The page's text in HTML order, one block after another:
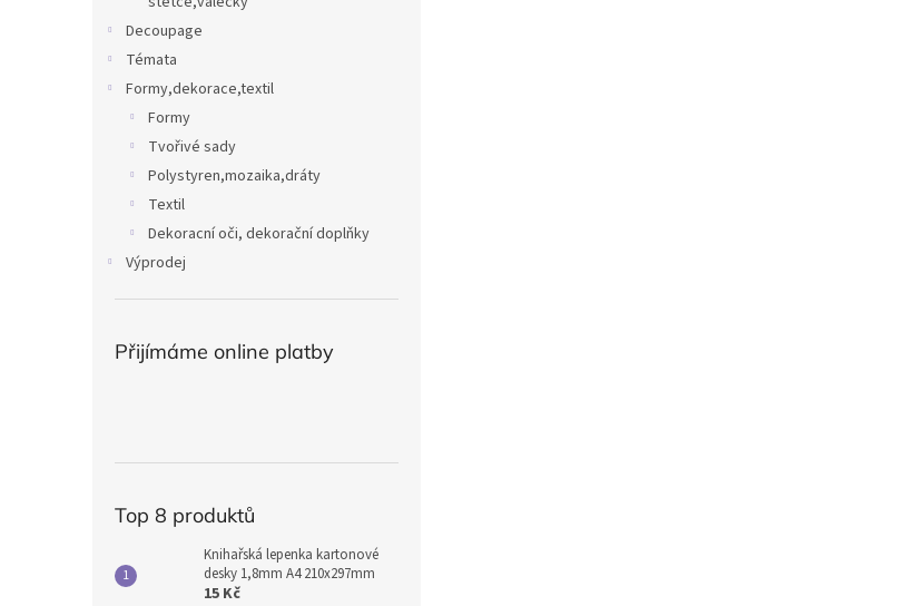
Decoupage
Témata
Formy,dekorace,textil
Formy
Tvořivé sady
Polystyren,mozaika,dráty
Textil
Dekoracní oči, dekorační doplňky
Výprodej
Přijímáme online platby
Top 8 produktů
Knihařská lepenka kartonové
desky 1,8mm A4 210x297mm
15 Kč